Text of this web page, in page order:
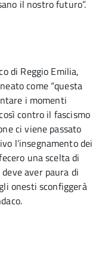
il nostro futuro”.
di Reggio Emilia,
come “questa
i momenti
contro il fascismo
ci viene passato
l’insegnamento dei
una scelta di
aver paura di
onesti sconfiggerà